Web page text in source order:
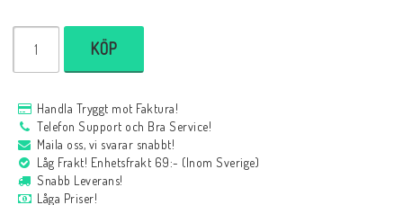
KÖP
Handla Tryggt mot Faktura!
Telefon Support och Bra Service!
Maila oss, vi svarar snabbt!
Låg Frakt! Enhetsfrakt 69:- (Inom Sverige)
Snabb Leverans!
Låga Priser!